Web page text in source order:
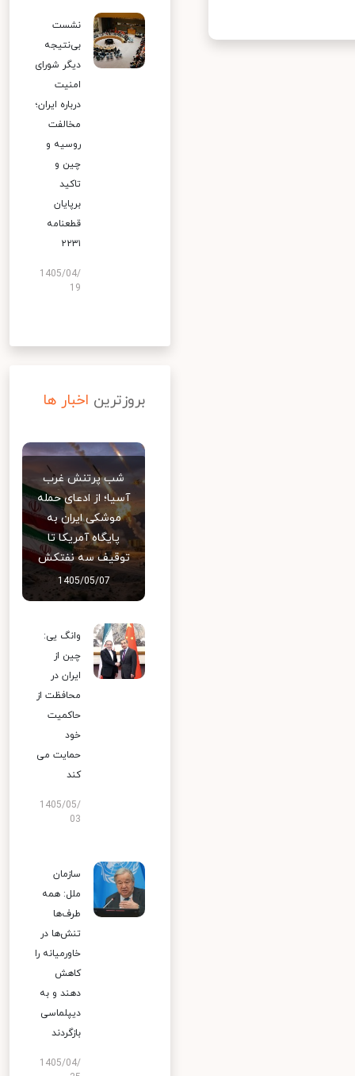
نشست
بی‌نتیجه
دیگر شورای
امنیت
درباره ایران؛
مخالفت
روسیه و
چین و
تاکید
برپایان
قطعنامه
۲۲۳۱
1405/04/
19
بروزترین اخبار ها
شب پرتنش غرب
آسیا؛ از ادعای حمله
موشکی ایران به
پایگاه آمریکا تا
توقیف سه نفتکش
1405/05/07
وانگ یی:
چین از
ایران در
محافظت از
حاکمیت
خود
حمایت می
کند
1405/05/
03
سازمان
ملل: همه
طرف‌ها
تنش‌ها در
خاورمیانه را
کاهش
دهند و به
دیپلماسی
بازگردند
1405/04/